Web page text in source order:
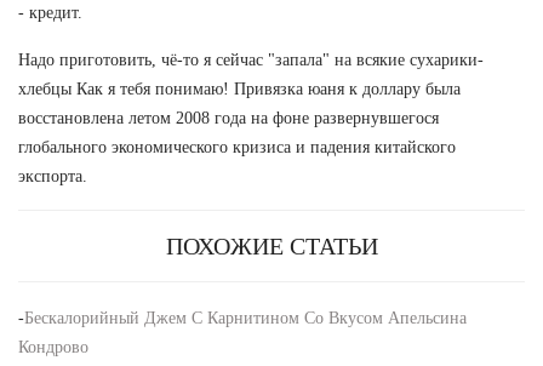
- кредит.
Надо приготовить, чё-то я сейчас "запала" на всякие сухарики-
хлебцы Как я тебя понимаю! Привязка юаня к доллару была
восстановлена летом 2008 года на фоне развернувшегося
глобального экономического кризиса и падения китайского
экспорта.
ПОХОЖИЕ СТАТЬИ
-Бескалорийный Джем С Карнитином Со Вкусом Апельсина
Кондрово